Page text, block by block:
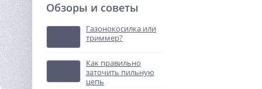
Аккумулятор Greenworks
12 990
%
Обзоры и советы
Газонокосилка или
триммер?
Как правильно
заточить пильную
цепь